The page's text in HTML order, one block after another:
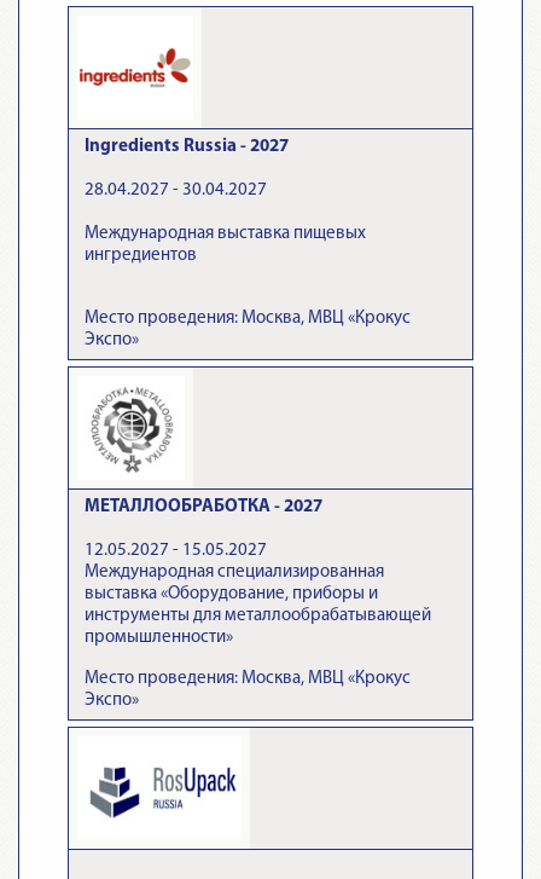
Ingredients Russia - 2027
28.04.2027 - 30.04.2027
Международная выставка пищевых
ингредиентов
Место проведения: Москва, МВЦ «Крокус
Экспо»
МЕТАЛЛООБРАБОТКА - 2027
12.05.2027 - 15.05.2027
Международная специализированная
выставка «Оборудование, приборы и
инструменты для металлообрабатывающей
промышленности»
Место проведения: Москва, МВЦ «Крокус
Экспо»